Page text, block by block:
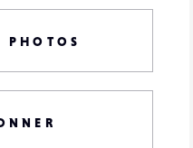
PHOTOS